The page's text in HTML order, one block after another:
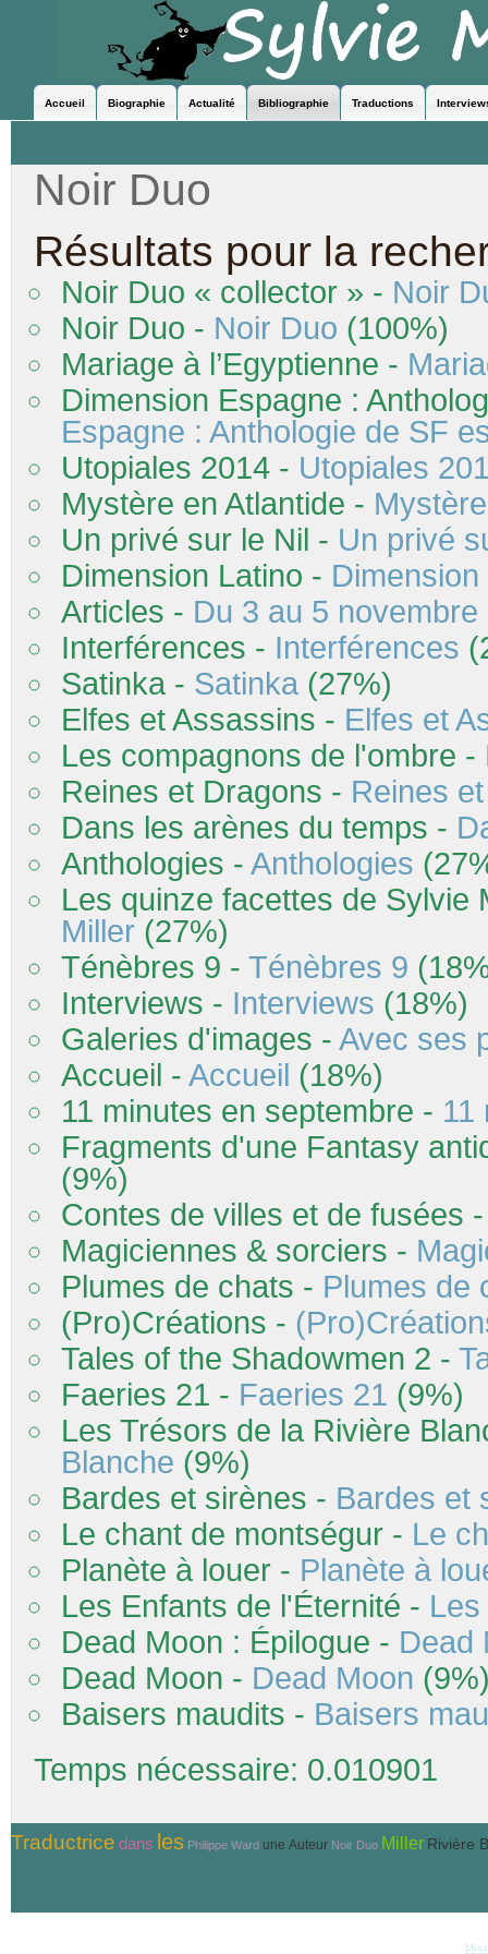
Accueil Biographie Actualité Bibliographie Traductions
Noir Duo
Résultats pour la
Noir Duo « collector » - Noir
Noir Duo - Noir Duo (100%)
Mariage à l’Egyptienne -
Dimension Espagne :
Espagne : Anthologie de SF
Utopiales 2014 - Utopiales
Mystère en Atlantide -
Un privé sur le Nil - Un privé
Dimension Latino -
Articles - Du 3 au 5
Interférences - Interférences
Satinka - Satinka (27%)
Elfes et Assassins - Elfes et
Les compagnons de l'ombre -
Reines et Dragons - Reines
Dans les arènes du temps -
Anthologies - Anthologies
Les quinze facettes de Sylvie
Miller (27%)
Ténèbres 9 - Ténèbres 9
Interviews - Interviews (18%)
Galeries d'images - Avec ses
Accueil - Accueil (18%)
11 minutes en septembre - 11
Fragments d'une Fantasy
(9%)
Contes de villes et de fusées
Magiciennes & sorciers -
Plumes de chats - Plumes de
(Pro)Créations -
Tales of the Shadowmen 2 -
Faeries 21 - Faeries 21 (9%)
Les Trésors de la Rivière
Blanche (9%)
Bardes et sirènes - Bardes et
Le chant de montségur - Le
Planète à louer - Planète à
Les Enfants de l'Éternité -
Dead Moon : Épilogue - Dead
Dead Moon - Dead Moon
Baisers maudits - Baisers
Temps nécessaire: 0.010901
Traductrice dans les Philippe Ward une Auteur Noir Duo Miller Rivière